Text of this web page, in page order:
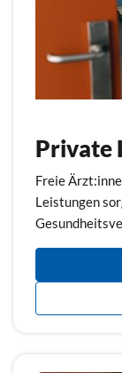
Private
Freie
Leistungen